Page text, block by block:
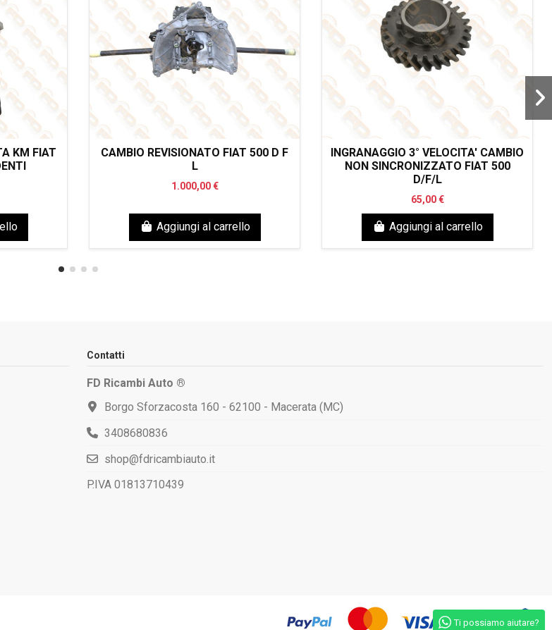
KM FIAT
CAMBIO REVISIONATO FIAT 500 D F
L
1.000,00 €
Aggiungi al carrello
INGRANAGGIO 3° VELOCITA' CAMBIO
NON SINCRONIZZATO FIAT 500
D/F/L
65,00 €
Aggiungi al carrello
Contatti
FD Ricambi Auto ®
Borgo Sforzacosta 160 - 62100 - Macerata (MC)
3408680836
shop@fdricambiauto.it
P.IVA 01813710439
Ti possiamo aiutare?